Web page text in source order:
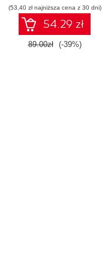
(53,40 zł najniższa cena z 30 dni)
54.29 zł
89.00zł (-39%)